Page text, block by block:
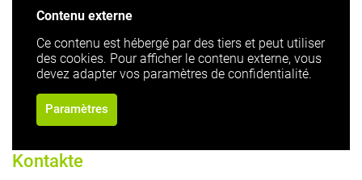
Contenu externe
Ce contenu est hébergé par des tiers et peut utiliser
des cookies. Pour afficher le contenu externe, vous
devez adapter vos paramètres de confidentialité.
Paramètres
Kontakte